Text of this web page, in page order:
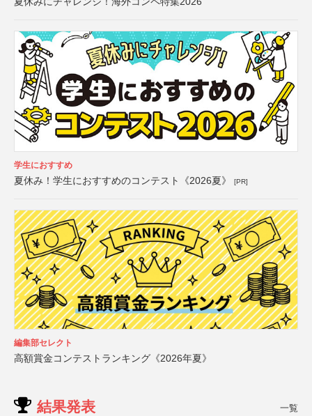
学生におすすめ
夏休み！学生におすすめのコンテスト《2026夏》 [PR]
編集部セレクト
高額賞金コンテストランキング《2026年夏》
結果発表 一覧